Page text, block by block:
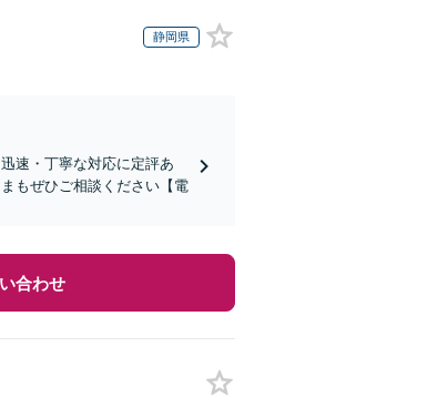
静岡県
速・丁寧な対応に定評あ
もぜひご相談ください【電
合わせ